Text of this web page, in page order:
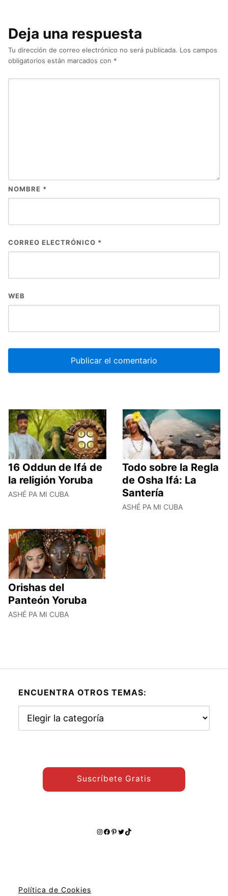
Deja una respuesta
Tu dirección de correo electrónico no será publicada. Los campos
obligatorios están marcados con *
NOMBRE *
CORREO ELECTRÓNICO *
WEB
16 Oddun de Ifá de
la religión Yoruba
ASHÉ PA MI CUBA
Todo sobre la Regla
de Osha Ifá: La
Santería
ASHÉ PA MI CUBA
Orishas del
Panteón Yoruba
ASHÉ PA MI CUBA
ENCUENTRA OTROS TEMAS:
otros
Suscríbete Gratis
Instagram
Facebook
Pinterest
Twitter
TikTok
Política de Cookies